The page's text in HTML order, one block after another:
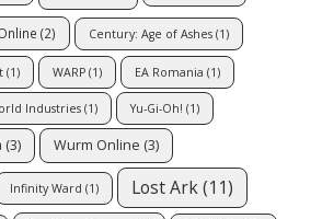
(2) Century: Age of Ashes (1)
(1) WARP (1) EA Romania (1)
Industries (1) Yu-Gi-Oh! (1)
(3) Wurm Online (3)
Infinity Ward (1) Lost Ark(11)